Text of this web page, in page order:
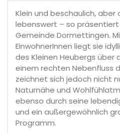
Klein und beschaulich, aber
lebenswert – so
Gemeinde Dormettingen.
EinwohnerInnen liegt sie
des Kleinen Heubergs über
einem rechten Nebenfluss
zeichnet sich jedoch nicht
Naturnähe und
ebenso durch seine
und ein außergewöhnlich
Programm.